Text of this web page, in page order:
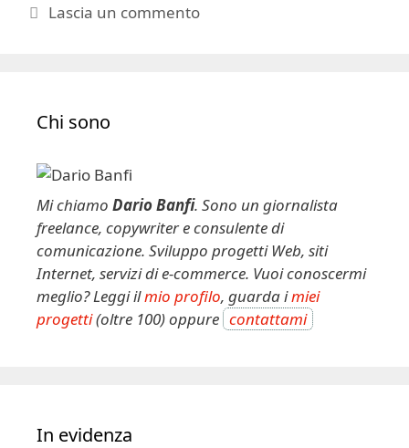
Lascia un commento
Chi sono
Mi chiamo Dario Banfi. Sono un giornalista
freelance, copywriter e consulente di
comunicazione. Sviluppo progetti Web, siti
Internet, servizi di e-commerce. Vuoi conoscermi
meglio? Leggi ilmio profilo, guarda imiei
progetti(oltre 100) oppure contattami
In evidenza